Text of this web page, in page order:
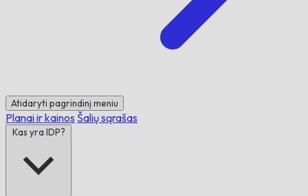
Atidaryti pagrindinį meniu
Planai ir kainos Šalių sąrašas
Kas yra IDP?